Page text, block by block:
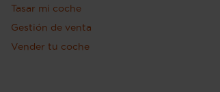
Tasar mi coche
Gestión de venta
Vender tu coche